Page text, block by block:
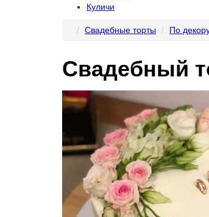
Куличи
Свадебные торты По
Свадебный